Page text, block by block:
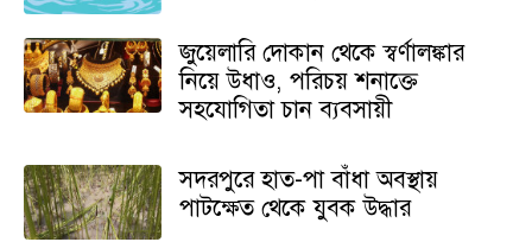
জুয়েলারি দোকান থেকে স্বর্ণালঙ্কার
নিয়ে উধাও, পরিচয় শনাক্তে
সহযোগিতা চান ব্যবসায়ী
সদরপুরে হাত-পা বাঁধা অবস্থায়
পাটক্ষেত থেকে যুবক উদ্ধার